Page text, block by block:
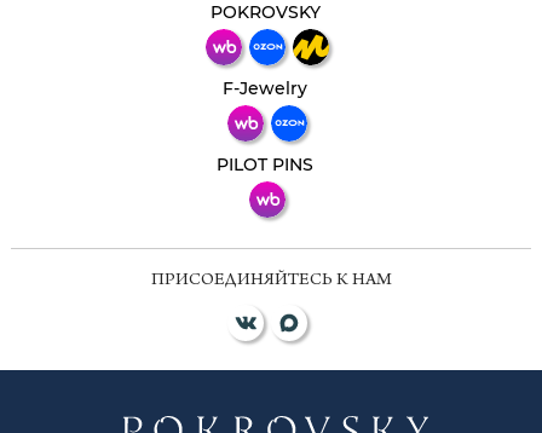
POKROVSKY
F-Jewelry
PILOT PINS
ПРИСОЕДИНЯЙТЕСЬ К НАМ